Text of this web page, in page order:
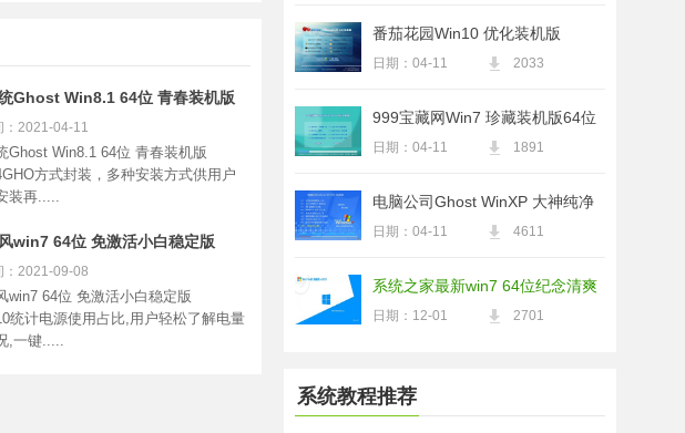
Ghost Win8.1 64位 青春装机版
：2021-04-11
Ghost Win8.1 64位 青春装机版
方式封装，多种安装方式供用户
装再.....
win7 64位 免激活小白稳定版
：2021-09-08
win7 64位 免激活小白稳定版
统计电源使用占比,用户轻松了解电量
,一键.....
番茄花园Win10 优化装机版
2021.04(32位)
日期：04-11 2033
999宝藏网Win7 珍藏装机版64位
2021.04
日期：04-11 1891
电脑公司Ghost WinXP 大神纯净
版 2021.04
日期：04-11 4611
系统之家最新win7 64位纪念清爽
版v2021.12
日期：12-01 2701
系统教程推荐